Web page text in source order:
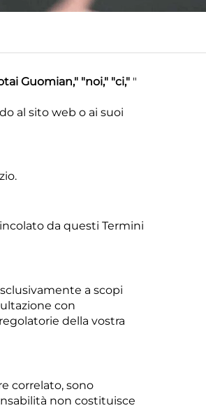
Guomian," "noi," "ci," "
al sito web o ai suoi
da questi Termini
a scopi
con
della vostra
correlato, sono
non costituisce